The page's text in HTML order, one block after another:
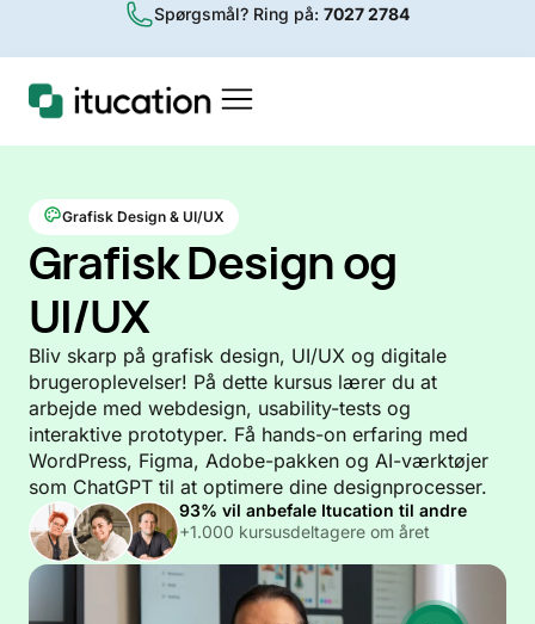
Spørgsmål? Ring på: 7027 2784
Grafisk Design & UI/UX
Grafisk Design og
UI/UX
Bliv skarp på grafisk design, UI/UX og digitale
brugeroplevelser! På dette kursus lærer du at
arbejde med webdesign, usability-tests og
interaktive prototyper. Få hands-on erfaring med
WordPress, Figma, Adobe-pakken og AI-værktøjer
som ChatGPT til at optimere dine designprocesser.
93% vil anbefale Itucation til andre
+1.000 kursusdeltagere om året